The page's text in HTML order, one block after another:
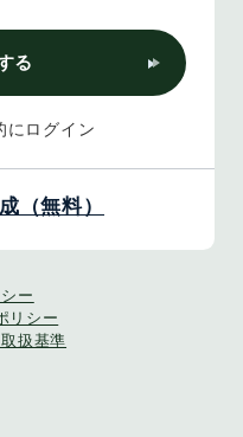
る
にログイン
（無料）
ー
リシー
扱基準